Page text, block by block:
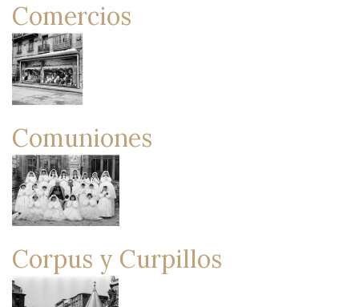
Comercios
Comuniones
Corpus y Curpillos